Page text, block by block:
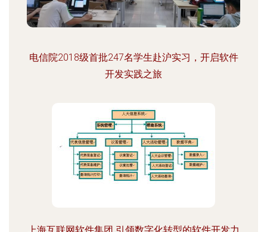
电信院2018级首批247名学生赴沪实习，开启软件
开发实践之旅